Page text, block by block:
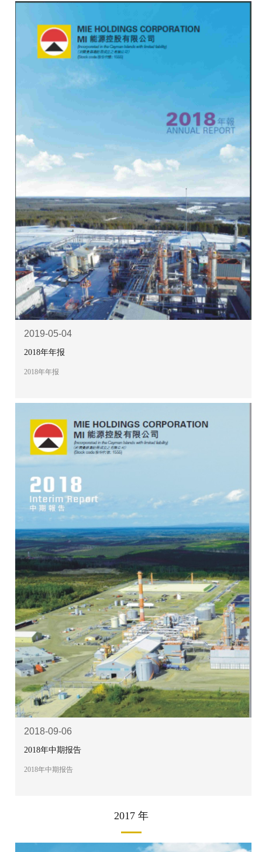
2019-05-04
2018年年报
2018年年报
2018-09-06
2018年中期报告
2018年中期报告
2017 年